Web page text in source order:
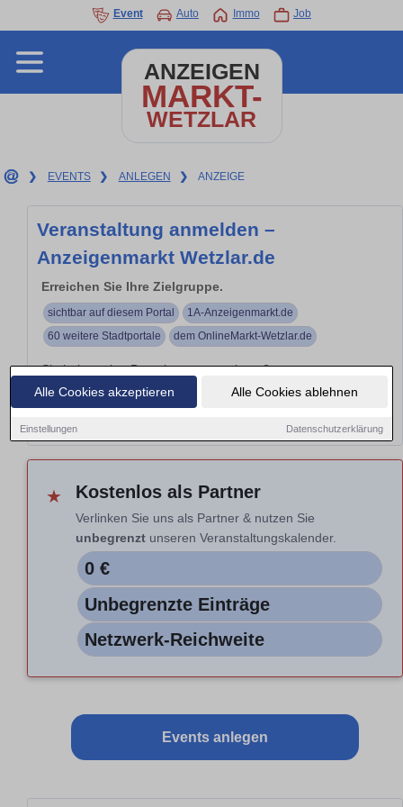
Alle Cookies akzeptieren Alle Cookies ablehnen
Einstellungen Datenschutzerklärung
Event Auto Immo Job
ANZEIGEN
MARKT-
WETZLAR
❯ EVENTS ❯ ANLEGEN ❯ ANZEIGE
Veranstaltung anmelden –
Anzeigenmarkt Wetzlar.de
Erreichen Sie Ihre Zielgruppe.
sichtbar auf diesem Portal
1A-Anzeigenmarkt.de
60 weitere Stadtportale
dem OnlineMarkt-Wetzlar.de
Sie haben eine Branchenveranstaltung?
Branchen
Hinweis: Nur Vorschau. Auswahl nicht aktiv.
★ Kostenlos als Partner
Verlinken Sie uns als Partner & nutzen Sie
unbegrenzt unseren Veranstaltungskalender.
0 €
Unbegrenzte Einträge
Netzwerk-Reichweite
Events anlegen